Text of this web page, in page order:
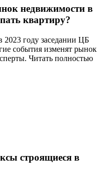
недвижимости в
квартиру?
2023 году заседании ЦБ
события изменят рынок
Читать полностью
строящиеся в